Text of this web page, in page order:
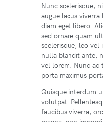
Nunc scelerisque,
augue lacus
diam eget libero.
sed ornare quam
scelerisque, leo vel
nulla blandit ante,
vel lorem. Nunc ac
porta maximus
Quisque interdum
volutpat.
faucibus viverra,